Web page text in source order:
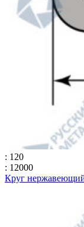
: 120
: 12000
Круг